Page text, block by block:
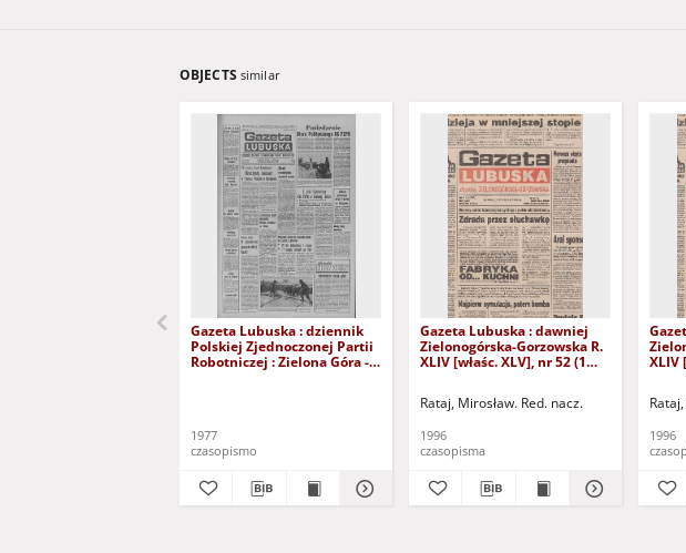
OBJECTS similar
Gazeta Lubuska : dziennik
Polskiej Zjednoczonej Partii
Robotniczej : Zielona Góra -
1977
czasopismo
Gazeta Lubuska : dawniej
Zielonogórska-Gorzowska R.
XLIV [właśc. XLV], nr 52 (1
Rataj, Mirosław. Red. nacz.
1996
czasopisma
XLIV
1996